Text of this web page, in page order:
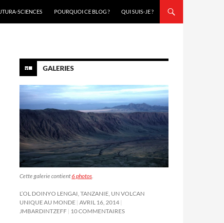
SCIENCES
POURQUOI CE BLOG ? QUI SUIS-JE ?
GALERIES
Cette galerie contient6 photos.
L’OL DOINYO LENGAI, TANZANIE, UN VOLCAN
UNIQUE AU MONDE AVRIL 16, 2014
JMBARDINTZEFF 10 COMMENTAIRES